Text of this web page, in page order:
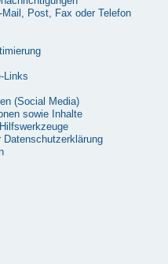
Post, Fax oder Telefon
Links
(Social Media)
sowie Inhalte
Datenschutzerklärung